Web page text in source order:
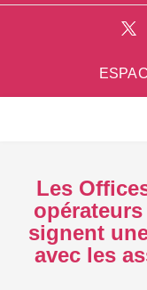
Les
signent
avec les